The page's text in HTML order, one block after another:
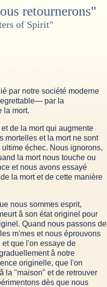
retournerons"
of Spirit"
par notre société moderne
par la
la mort.
de la mort qui augmente
mortelles et la mort ne sont
échec. Nous ignorons,
la mort nous touche ou
et nous avons essayé
la mort et de cette manière
nous sommes esprit,
â son état originel pour
Quand nous passons de
m'mes et nous éprouvons
que l'on essaye de
â notre
originelle, que l'on
la "maison" et de retrouver
dès que nous